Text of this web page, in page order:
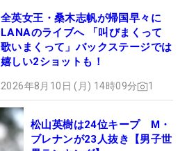
全英女王・桑木志帆が帰国早々に
LANAのライブへ 「叫びまくって
歌いまくって」バックステージでは
嬉しい2ショットも！
2026年8月10日 (月) 14時09分 1
松山英樹は24位キープ M・
ブレナンが23人抜き【男子世